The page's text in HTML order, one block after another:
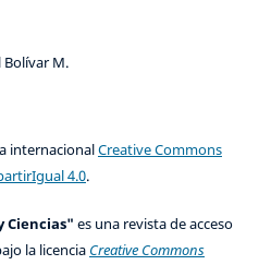
Bolívar M.
internacionalCreative Commons
4.0.
Ciencias" es una revista de acceso
la licencia Creative Commons